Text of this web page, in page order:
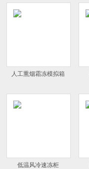
人工熏烟霜冻模拟箱
低温风冷速冻柜